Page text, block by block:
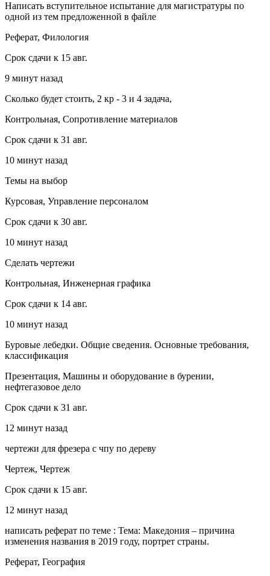
Написать вступительное испытание для магистратуры по
одной из тем предложенной в файле
Реферат, Филология
Срок сдачи к 15 авг.
9 минут назад
Сколько будет стоить, 2 кр - 3 и 4 задача,
Контрольная, Сопротивление материалов
Срок сдачи к 31 авг.
10 минут назад
Темы на выбор
Курсовая, Управление персоналом
Срок сдачи к 30 авг.
10 минут назад
Сделать чертежи
Контрольная, Инженерная графика
Срок сдачи к 14 авг.
10 минут назад
Буровые лебедки. Общие сведения. Основные требования,
классификация
Презентация, Машины и оборудование в бурении,
нефтегазовое дело
Срок сдачи к 31 авг.
12 минут назад
чертежи для фрезера с чпу по дереву
Чертеж, Чертеж
Срок сдачи к 15 авг.
12 минут назад
написать реферат по теме : Тема: Македония – причина
изменения названия в 2019 году, портрет страны.
Реферат, География